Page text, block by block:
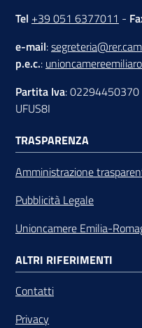
Tel +39 051 6377011 -
e-mail:
p.e.c.:
Partita Iva:
UFUS8I
TRASPARENZA
Amministrazione
Pubblicità Legale
Unioncamere Emilia-
ALTRI RIFERIMENTI
Contatti
Privacy